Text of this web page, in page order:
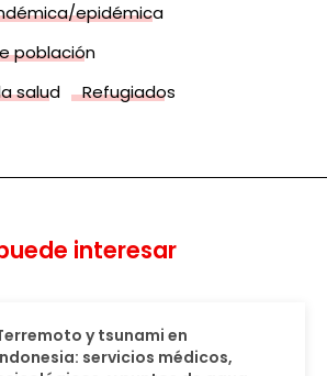
epidémica
población
salud
Refugiados
interesar
y tsunami en
servicios médicos,